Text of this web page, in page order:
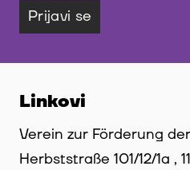
Prijavi se
Linkovi
Verein zur Förderung
Herbststraße 101/12/1a ,